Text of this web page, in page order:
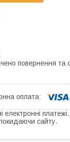
повернення та
електронні
сайту.